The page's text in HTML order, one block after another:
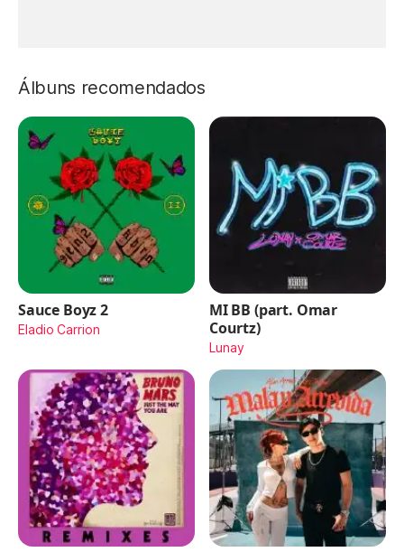
Álbuns recomendados
Sauce Boyz 2
Eladio Carrion
MI BB (part. Omar
Courtz)
Lunay